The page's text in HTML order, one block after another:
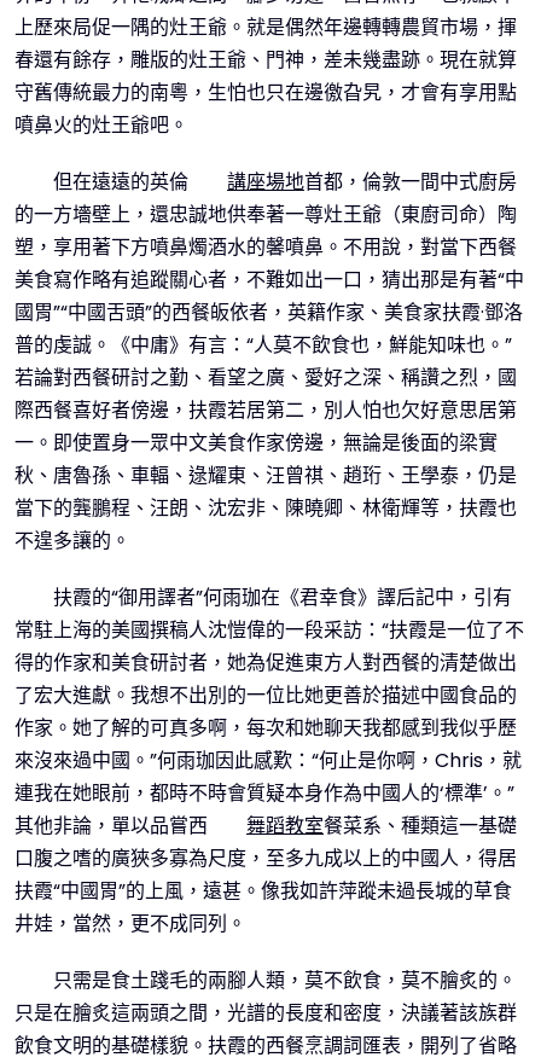
上歷來局促一隅的灶王爺。就是偶然年邊轉轉農貿市場，揮
春還有餘存，雕版的灶王爺、門神，差未幾盡跡。現在就算
守舊傳統最力的南粵，生怕也只在邊徼旮旯，才會有享用點
噴鼻火的灶王爺吧。
但在遠遠的英倫 講座場地首都，倫敦一間中式廚房
的一方墻壁上，還忠誠地供奉著一尊灶王爺（東廚司命）陶
塑，享用著下方噴鼻燭酒水的馨噴鼻。不用說，對當下西餐
美食寫作略有追蹤關心者，不難如出一口，猜出那是有著“中
國胃”“中國舌頭”的西餐皈依者，英籍作家、美食家扶霞·鄧洛
普的虔誠。《中庸》有言：“人莫不飲食也，鮮能知味也。”
若論對西餐研討之勤、看望之廣、愛好之深、稱讚之烈，國
際西餐喜好者傍邊，扶霞若居第二，別人怕也欠好意思居第
一。即使置身一眾中文美食作家傍邊，無論是後面的梁實
秋、唐魯孫、車輻、逯耀東、汪曾祺、趙珩、王學泰，仍是
當下的龔鵬程、汪朗、沈宏非、陳曉卿、林衛輝等，扶霞也
不遑多讓的。
扶霞的“御用譯者”何雨珈在《君幸食》譯后記中，引有
常駐上海的美國撰稿人沈愷偉的一段采訪：“扶霞是一位了不
得的作家和美食研討者，她為促進東方人對西餐的清楚做出
了宏大進獻。我想不出別的一位比她更善於描述中國食品的
作家。她了解的可真多啊，每次和她聊天我都感到我似乎歷
來沒來過中國。”何雨珈因此感歎：“何止是你啊，Chris，就
連我在她眼前，都時不時會質疑本身作為中國人的‘標準’。”
其他非論，單以品嘗西
舞蹈教室餐菜系、種類這一基礎
口腹之嗜的廣狹多寡為尺度，至多九成以上的中國人，得居
扶霞“中國胃”的上風，遠甚。像我如許萍蹤未過長城的草食
井娃，當然，更不成同列。
只需是食土踐毛的兩腳人類，莫不飲食，莫不膾炙的。
只是在膾炙這兩頭之間，光譜的長度和密度，決議著該族群
飲食文明的基礎樣貌。扶霞的西餐烹調詞匯表，開列了省略